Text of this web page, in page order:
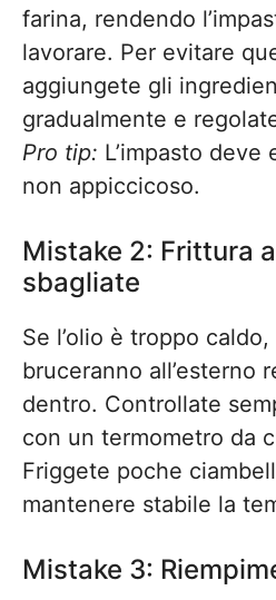
farina, rendendo
lavorare. Per evitare
aggiungete gli
gradualmente e
Pro tip: L’impasto deve
non appiccicoso.
Mistake 2: Frittura
sbagliate
Se l’olio è troppo
bruceranno all’esterno
dentro. Controllate
con un termometro da
Friggete poche
mantenere stabile la
Mistake 3: